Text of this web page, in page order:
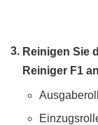
Reinigen Sie
Reiniger F1